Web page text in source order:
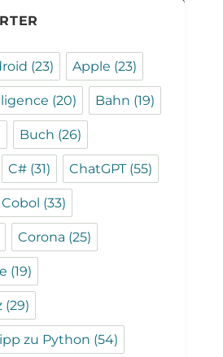
(23) Apple (23)
(20) Bahn (19)
Buch (26)
C# (31) ChatGPT(55)
Cobol (33)
Corona (25)
(19)
(29)
zu Python (54)